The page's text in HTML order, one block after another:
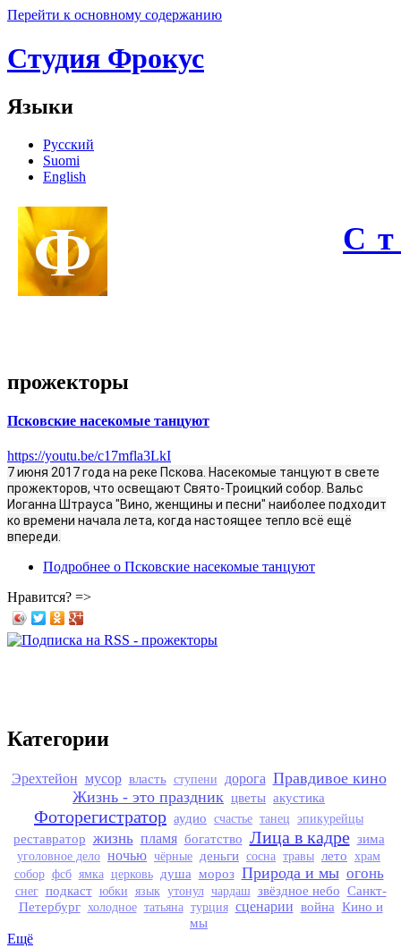
Перейти к основному содержанию
Студия Фрокус
Языки
Русский
Suomi
English
прожекторы
Псковские насекомые танцуют
https://youtu.be/c17mfla3LkI
7 июня 2017 года на реке Пскова. Насекомые танцуют в свете
прожекторов, что освещают Свято-Троицкий собор. Вальс
Иоганна Штрауса "Вино, женщины и песни" наиболее подходит
ко времени начала лета, когда настоящее тепло всё ещё
впереди.
Подробнее о Псковские насекомые танцуют
Нравится? =>
Категории
Эрехтейон мусор власть ступени дорога Правдивое кино
Жизнь - это праздник цветы акустика
Фоторегистратор аудио счастье танец эпикурейцы
реставратор жизнь пламя богатство Лица в кадре зима
уголовное дело ночью чёрные деньги сосна травы лето храм
собор фсб ямка церковь душа мороз Природа и мы огонь
снег подкаст юбки язык утонул чардаш звёздное небо Санкт-
Петербург холодное татьяна турция сценарии война Кино и
мы
Ещё